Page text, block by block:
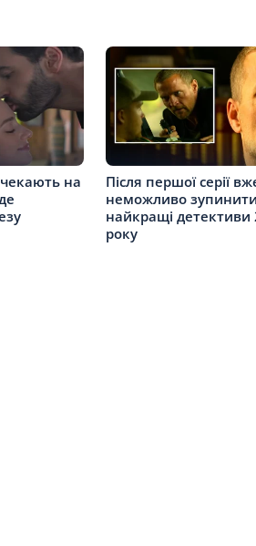
на
Після першої серії
неможливо
найкращі детективи
року